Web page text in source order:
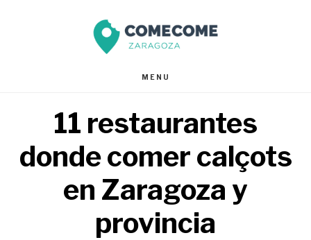
MENU
11 restaurantes
donde comer calçots
en Zaragoza y
provincia